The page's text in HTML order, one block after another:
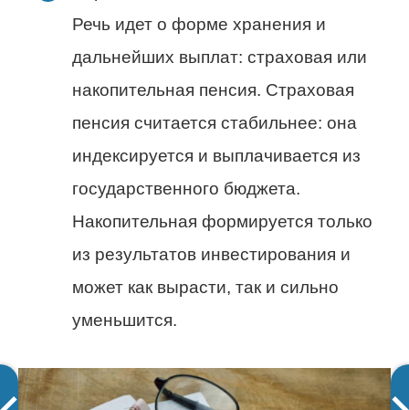
Речь идет о форме хранения и
дальнейших выплат: страховая или
накопительная пенсия. Страховая
пенсия считается стабильнее: она
индексируется и выплачивается из
государственного бюджета.
Накопительная формируется только
из результатов инвестирования и
может как вырасти, так и сильно
уменьшится.